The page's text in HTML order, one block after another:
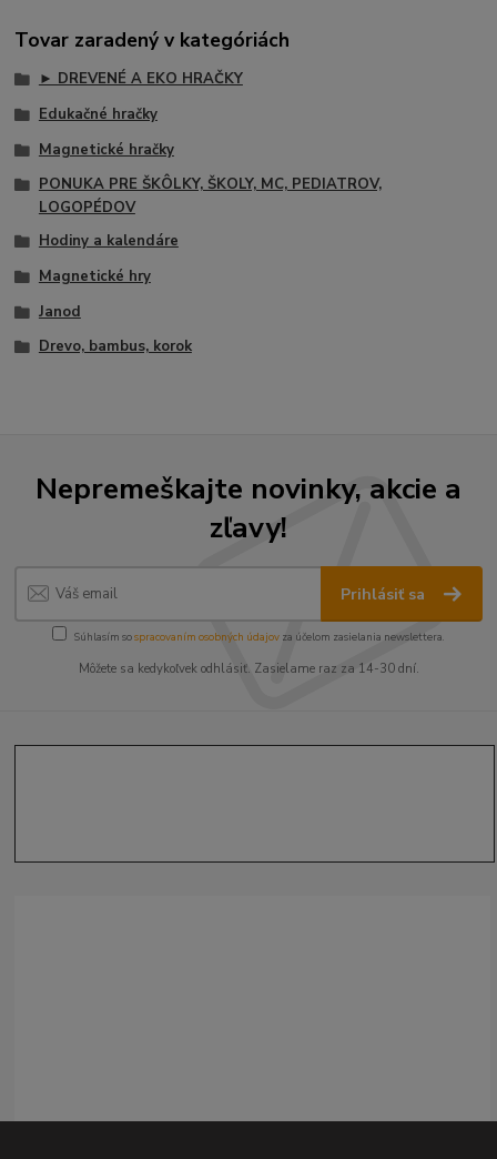
Tovar zaradený v kategóriách
► DREVENÉ A EKO HRAČKY
Edukačné hračky
Magnetické hračky
PONUKA PRE ŠKÔLKY, ŠKOLY, MC, PEDIATROV,
LOGOPÉDOV
Hodiny a kalendáre
Magnetické hry
Janod
Drevo, bambus, korok
Nepremeškajte novinky, akcie a
zľavy!
Prihlásiť sa
Súhlasím sospracovaním osobných údajov za účelom zasielania newslettera.
Môžete sa kedykoľvek odhlásiť. Zasielame raz za 14-30 dní.